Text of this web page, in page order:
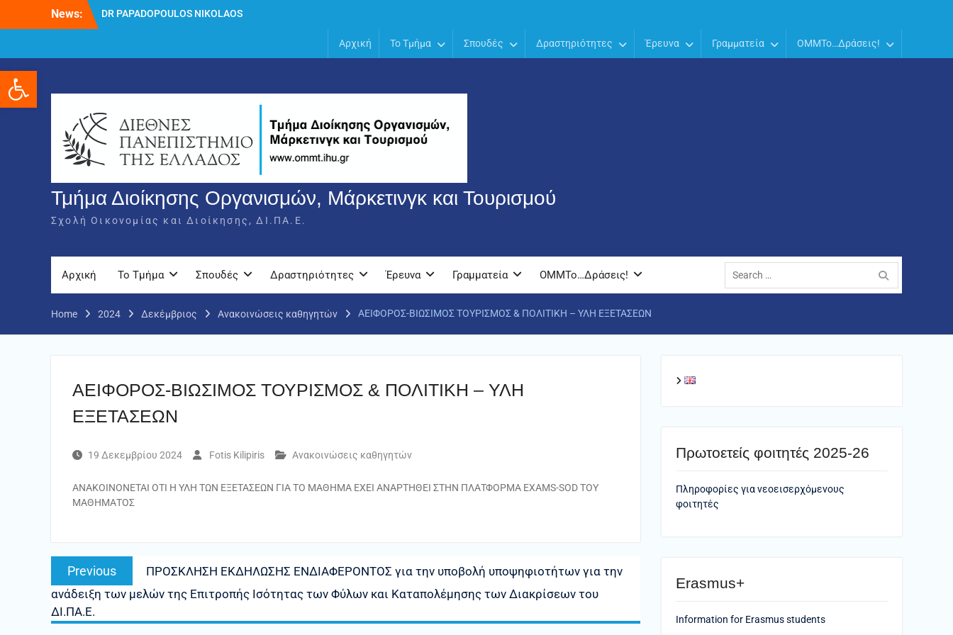
Ανοίξτε τη γραμμή εργαλείων
News:
Δρ Παπαδόπουλος Νικόλαος
Αρχική Το Τμήμα Σπουδές Δραστηριότητες Έρευνα Γραμματεία OMMTo…Δράσεις!
Τμήμα Διοίκησης Οργανισμών, Μάρκετινγκ και Τουρισμού
Σχολή Οικονομίας και Διοίκησης, ΔΙ.ΠΑ.Ε.
Αρχική Το Τμήμα Σπουδές Δραστηριότητες Έρευνα Γραμματεία OMMTo…Δράσεις!
Search
for:
Home 2024 Δεκέμβριος Ανακοινώσεις καθηγητών ΑΕΙΦΟΡΟΣ-ΒΙΩΣΙΜΟΣ ΤΟΥΡΙΣΜΟΣ & ΠΟΛΙΤΙΚΗ – ΥΛΗ ΕΞΕΤΑΣΕΩΝ
ΑΕΙΦΟΡΟΣ-ΒΙΩΣΙΜΟΣ ΤΟΥΡΙΣΜΟΣ & ΠΟΛΙΤΙΚΗ – ΥΛΗ
ΕΞΕΤΑΣΕΩΝ
19 Δεκεμβρίου 2024 Fotis Kilipiris Ανακοινώσεις καθηγητών
ΑΝΑΚΟΙΝΟΝΕΤΑΙ ΟΤΙ Η ΥΛΗ ΤΩΝ ΕΞΕΤΑΣΕΩΝ ΓΙΑ ΤΟ ΜΑΘΗΜΑ ΕΧΕΙ ΑΝΑΡΤΗΘΕΙ ΣΤΗΝ ΠΛΑΤΦΟΡΜΑ EXAMS-SOD ΤΟΥ
ΜΑΘΗΜΑΤΟΣ
Πλοήγηση
άρθρων
Previous
post:
ΠΡΟΣΚΛΗΣΗ ΕΚΔΗΛΩΣΗΣ ΕΝΔΙΑΦΕΡΟΝΤΟΣ για την υποβολή υποψηφιοτήτων για την
ανάδειξη των μελών της Επιτροπής Ισότητας των Φύλων και Καταπολέμησης των Διακρίσεων του
ΔΙ.ΠΑ.Ε.
Πρωτοετείς φοιτητές 2025-26
Πληροφορίες για νεοεισερχόμενους
φοιτητές
Erasmus+
Information for Erasmus students